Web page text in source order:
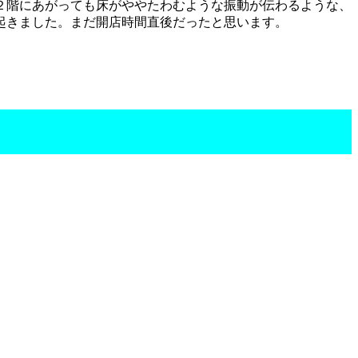
にあがっても床がややたわむような振動が伝わるような、
ました。まだ開店時間直後だったと思います。